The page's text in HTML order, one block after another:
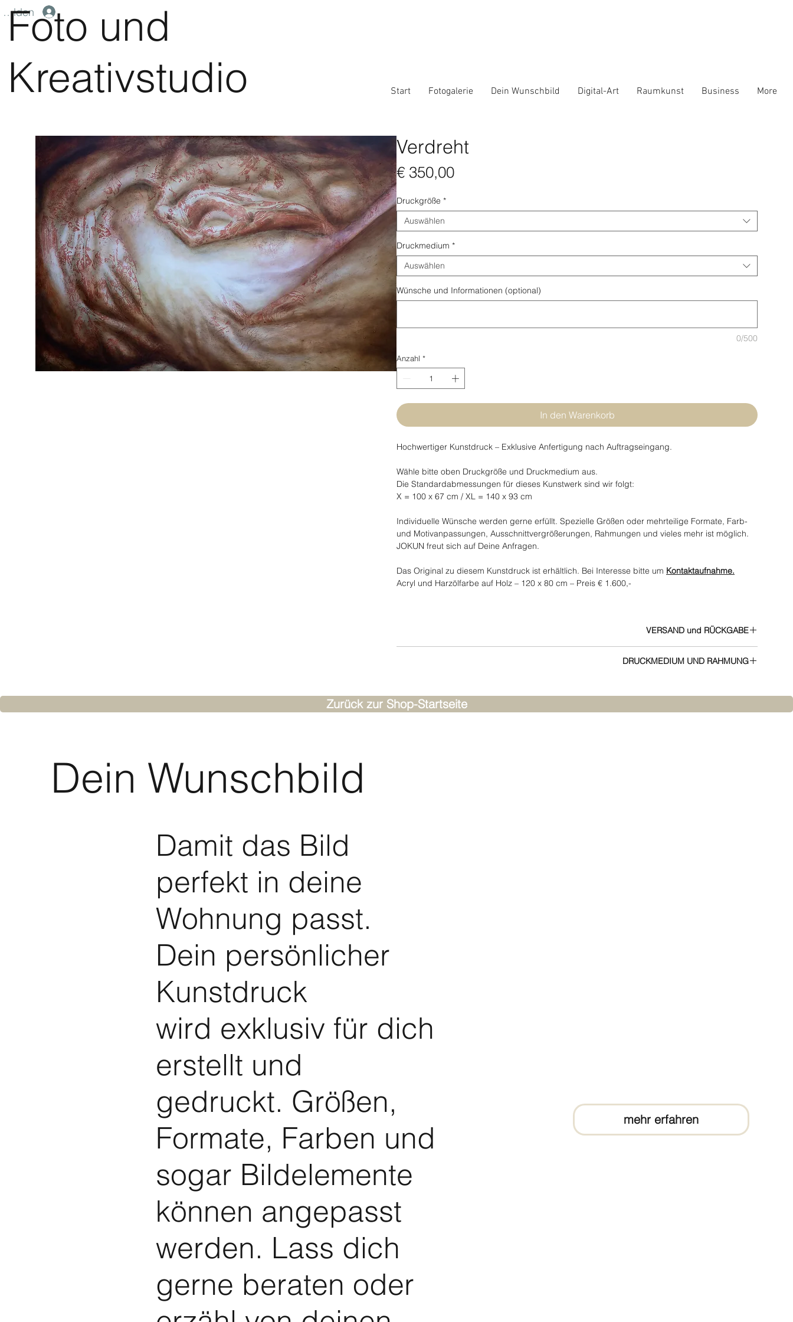
Start Fotogalerie Dein Wunschbild Digital-Art Raumkunst Business More
Foto und
Kreativstudio
Verdreht
€ 350,00Preis
Druckgröße *
Auswählen
Druckmedium *
Auswählen
Wünsche und Informationen (optional)
0/500
Anzahl *
In den Warenkorb
Hochwertiger Kunstdruck – Exklusive Anfertigung nach Auftragseingang.
Wähle bitte oben Druckgröße und Druckmedium aus.
Die Standardabmessungen für dieses Kunstwerk sind wir folgt:
X = 100 x 67 cm / XL = 140 x 93 cm
Individuelle Wünsche werden gerne erfüllt. Spezielle Größen oder mehrteilige Formate, Farb-
und Motivanpassungen, Ausschnittvergrößerungen, Rahmungen und vieles mehr ist möglich.
JOKUN freut sich auf Deine Anfragen.
Das Original zu diesem Kunstdruck ist erhältlich. Bei Interesse bitte um Kontaktaufnahme.
Acryl und Harzölfarbe auf Holz – 120 x 80 cm – Preis € 1.600,-
VERSAND und RÜCKGABE
DRUCKMEDIUM UND RAHMUNG
JOKUN berät gerne.
Dein Wunschbild
Damit das Bild
perfekt in deine
Wohnung passt.
Dein persönlicher
Kunstdruck
wird exklusiv für dich
erstellt und
gedruckt. Größen,
Formate, Farben und
sogar Bildelemente
können angepasst
werden. Lass dich
gerne beraten oder
mehr erfahren
Zurück zur Shop-Startseite